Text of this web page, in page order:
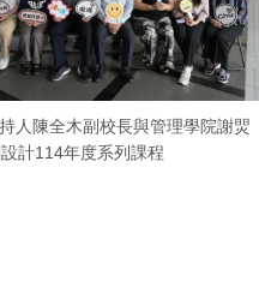
人陳全木副校長與管理學院謝焸
計114年度系列課程